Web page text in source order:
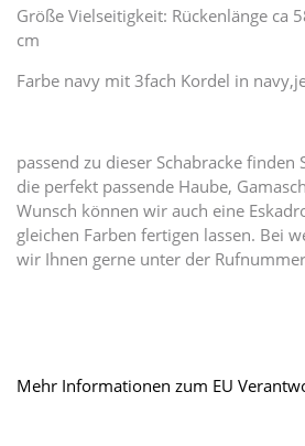
Größe Vielseitigkeit: Rückenlänge ca
cm
Farbe navy mit 3fach Kordel in
passend zu dieser Schabracke finden
die perfekt passende Haube,
Wunsch können wir auch eine
gleichen Farben fertigen lassen. Bei
wir Ihnen gerne unter der
Mehr Informationen zum EU